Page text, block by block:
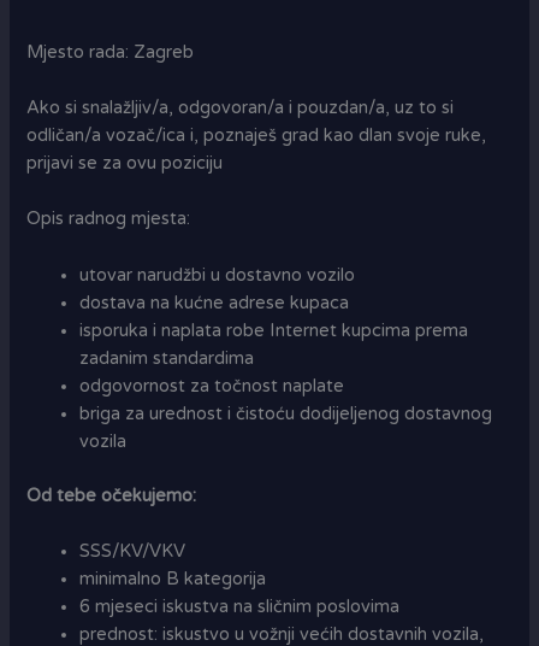
Mjesto rada: Zagreb
Ako si snalažljiv/a, odgovoran/a i pouzdan/a, uz to si
odličan/a vozač/ica i, poznaješ grad kao dlan svoje ruke,
prijavi se za ovu poziciju
Opis radnog mjesta:
utovar narudžbi u dostavno vozilo
dostava na kućne adrese kupaca
isporuka i naplata robe Internet kupcima prema
zadanim standardima
odgovornost za točnost naplate
briga za urednost i čistoću dodijeljenog dostavnog
vozila
Od tebe očekujemo:
SSS/KV/VKV
minimalno B kategorija
6 mjeseci iskustva na sličnim poslovima
prednost: iskustvo u vožnji većih dostavnih vozila,